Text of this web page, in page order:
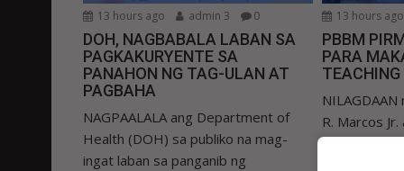
13 hours ago admin 3 0
DOH, NAGBABALA LABAN SA
PAGKAKURYENTE SA
PANAHON NG TAG-ULAN AT
PAGBAHA
NAGPAALALA ang Department of
Health (DOH) sa publiko na mag-
ingat laban sa panganib ng
13 hours ago
PBBM
PARA
R. Marcos
magbibigay